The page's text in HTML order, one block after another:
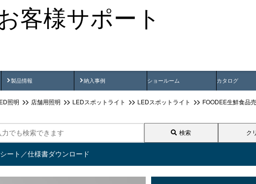
客様サポート
製品情報
製品動画 納入事例
納入事例動画 ショールーム カタログ
照明 店舗用照明 LEDスポットライト LEDスポットライト FOODEE生鮮食品
検索 ク
ート／仕様書ダウンロード